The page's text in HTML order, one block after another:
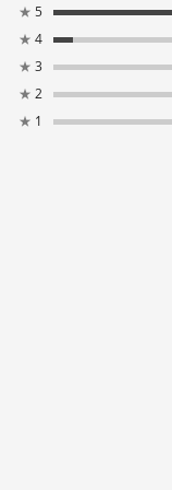
★ 5
★ 4
★ 3
★ 2
★ 1